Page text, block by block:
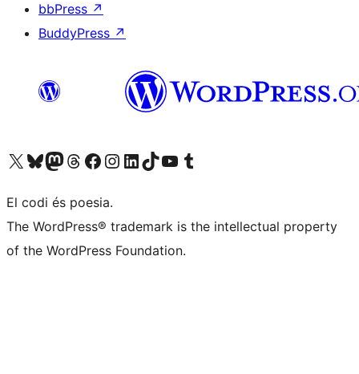
bbPress ↗
BuddyPress ↗
Visiteu el nostre compte X (abans Twitter)
Visiteu el nostre compte de Bluesky
Visiteu el nostre compte al Mastodon
Visiteu el nostre compte de Threads
Visiteu la nostra pàgina al Facebook
Visiteu el nostre compte d'Instagram
Visiteu el nostre compte de LinkedIn
Visiteu el nostre compte de TikTok
Visiteu el nostre canal al YouTube
Visiteu el nostre compte de Tumblr
El codi és poesia.
The WordPress® trademark is the intellectual property
of the WordPress Foundation.